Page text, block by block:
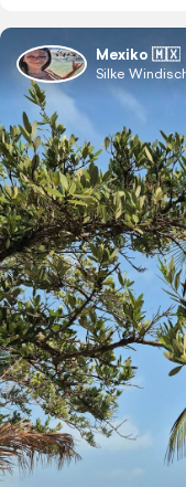
Mexiko 🇲🇽
Silke